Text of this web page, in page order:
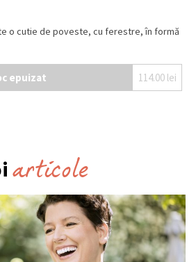
o cutie de poveste, cu ferestre, în formă
epuizat 114.00 lei
articole